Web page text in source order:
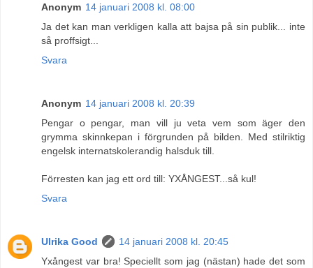
Anonym 14 januari 2008 kl. 08:00
Ja det kan man verkligen kalla att bajsa på sin publik... inte
så proffsigt...
Svara
Anonym 14 januari 2008 kl. 20:39
Pengar o pengar, man vill ju veta vem som äger den
grymma skinnkepan i förgrunden på bilden. Med stilriktig
engelsk internatskolerandig halsduk till.
Förresten kan jag ett ord till: YXÅNGEST...så kul!
Svara
Ulrika Good
14 januari 2008 kl. 20:45
Yxångest var bra! Speciellt som jag (nästan) hade det som